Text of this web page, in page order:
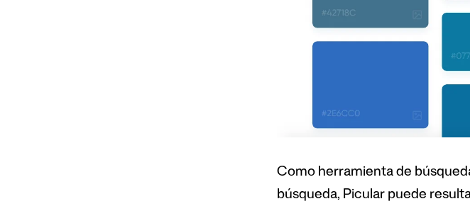
Como herramienta de
búsqueda, Picular puede